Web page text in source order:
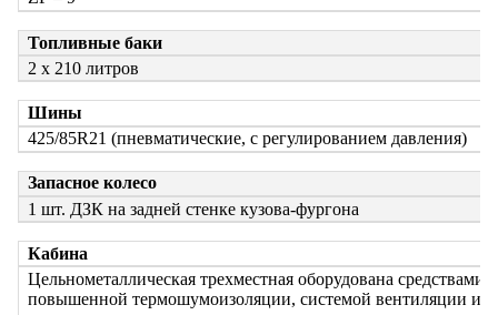
Топливные баки
2 х 210 литров
Шины
425/85R21 (пневматические, с регулированием давления)
Запасное колесо
1 шт. ДЗК на задней стенке кузова-фургона
Кабина
Цельнометаллическая трехместная оборудована средствами
повышенной термошумоизоляции, системой вентиляции и